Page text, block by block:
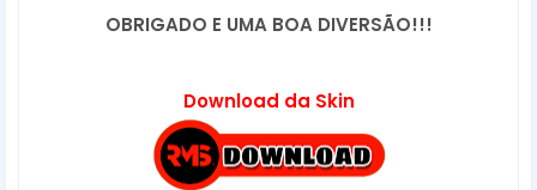
OBRIGADO E UMA BOA DIVERSÃO!!!
Download da Skin